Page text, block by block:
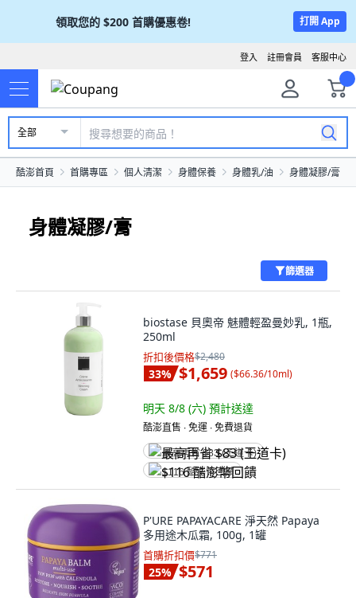
領取您的 $200 首購優惠卷! 打開 App
客服中心
註冊會員
登入
全部
酷澎首頁 首購專區 個人清潔 身體保養 身體乳/油 身體凝膠/膏
身體凝膠/膏
篩選器
biostase 貝奧帝 魅體輕盈曼妙乳, 1瓶,
250ml
折扣後價格$2,480
33% $1,659 ($66.36/10ml)
明天 8/8 (六) 預計送達
酷澎直售 ∙ 免運 ∙ 免費退貨
最高再省 $83 (王道卡)
$116 酷澎幣回饋
P'URE PAPAYACARE 淨天然 Papaya
多用途木瓜霜, 100g, 1罐
首購折扣價$771
25% $571